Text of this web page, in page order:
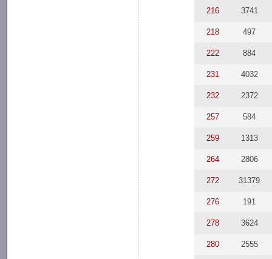
216 3741
218 497
222 884
231 4032
232 2372
257 584
259 1313
264 2806
272 31379
276 191
278 3624
280 2555